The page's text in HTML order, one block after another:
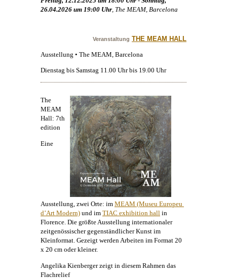
26.04.2026 um 19:00 Uhr , The MEAM, Barcelona
Veranstaltung THE MEAM HALL
Ausstellung • The MEAM, Barcelona
Dienstag bis Samstag 11.00 Uhr bis 19.00 Uhr
The
MEAM
Hall: 7th
edition
Eine
Ausstellung, zwei Orte: im MEAM (Museu Europeu
d’Art Modern) und im TIAC exhibition hall in
Florence. Die größte Ausstellung internationaler
zeitgenössischer gegenständlicherKunst im
Kleinformat. Gezeigt werden Arbeiten im Format 20
x 20 cm oder kleiner.
Angelika Kienbergerzeigt in diesem Rahmen das
Flachrelief